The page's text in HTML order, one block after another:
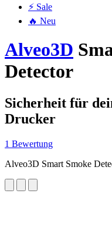
⚡ Sale
🔥 Neu
Alveo3D
Detector
Sicherheit für
Drucker
1 Bewertung
Alveo3D Smart Smoke